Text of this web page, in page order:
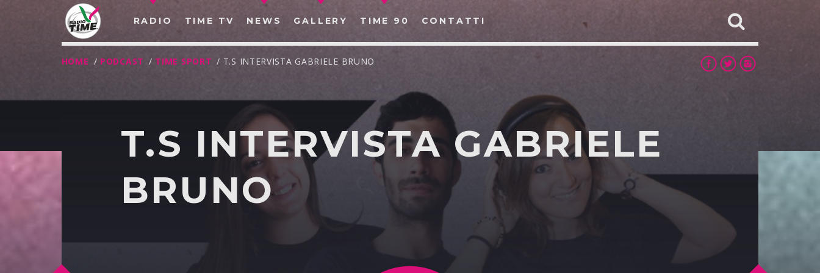
RADIO TIME TV NEWS GALLERY TIME 90 CONTATTI
CERCA NEL SITO WEB:
HOME / PODCAST / TIME SPORT / T.S INTERVISTA GABRIELE BRUNO
T.S INTERVISTA GABRIELE
BRUNO